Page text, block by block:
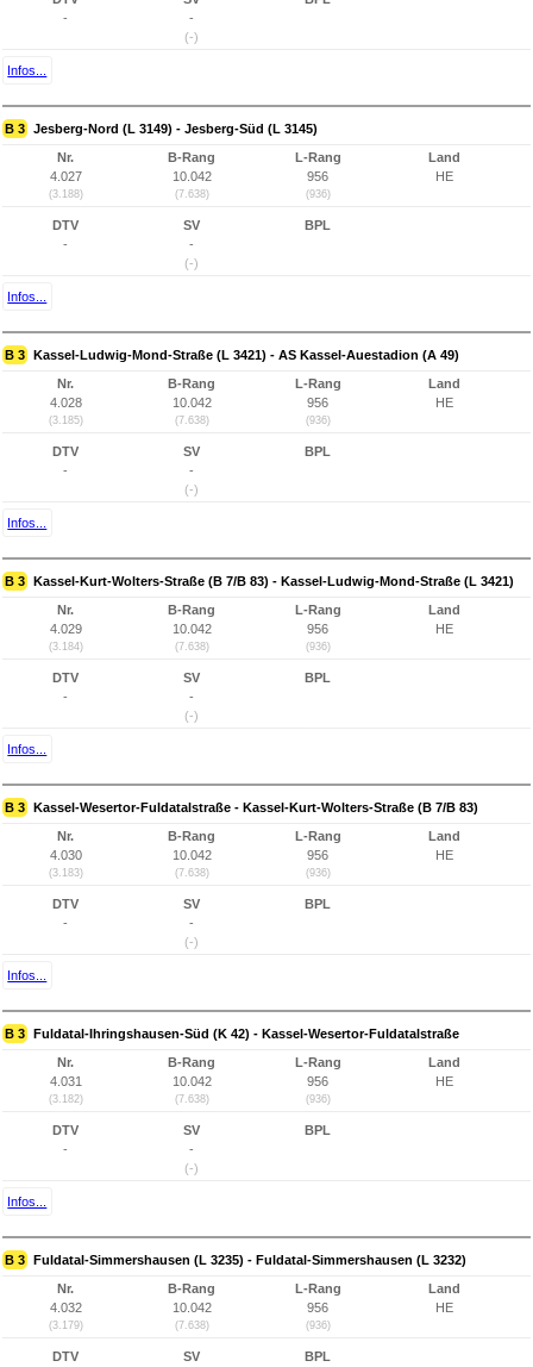
-
-
(-)
Infos...
B 3 Jesberg-Nord (L 3149) - Jesberg-Süd (L 3145)
Nr.
4.027
(3.188)
B-Rang
10.042
(7.638)
L-Rang
956
(936)
Land
HE
DTV
-
SV
-
(-)
BPL
Infos...
B 3 Kassel-Ludwig-Mond-Straße (L 3421) - AS Kassel-Auestadion (A 49)
Nr.
4.028
(3.185)
B-Rang
10.042
(7.638)
L-Rang
956
(936)
Land
HE
DTV
-
SV
-
(-)
BPL
Infos...
B 3 Kassel-Kurt-Wolters-Straße (B 7/B 83) - Kassel-Ludwig-Mond-Straße (L 3421)
Nr.
4.029
(3.184)
B-Rang
10.042
(7.638)
L-Rang
956
(936)
Land
HE
DTV
-
SV
-
(-)
BPL
Infos...
B 3 Kassel-Wesertor-Fuldatalstraße - Kassel-Kurt-Wolters-Straße (B 7/B 83)
Nr.
4.030
(3.183)
B-Rang
10.042
(7.638)
L-Rang
956
(936)
Land
HE
DTV
-
SV
-
(-)
BPL
Infos...
B 3 Fuldatal-Ihringshausen-Süd (K 42) - Kassel-Wesertor-Fuldatalstraße
Nr.
4.031
(3.182)
B-Rang
10.042
(7.638)
L-Rang
956
(936)
Land
HE
DTV
-
SV
-
(-)
BPL
Infos...
B 3 Fuldatal-Simmershausen (L 3235) - Fuldatal-Simmershausen (L 3232)
Nr.
4.032
(3.179)
B-Rang
10.042
(7.638)
L-Rang
956
(936)
Land
HE
DTV SV BPL